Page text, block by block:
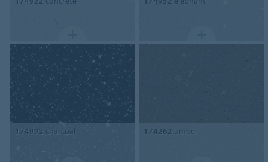
174992 charcoal 174262 umber